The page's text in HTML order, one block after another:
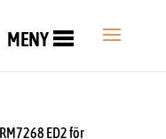
MENY
ED2 för